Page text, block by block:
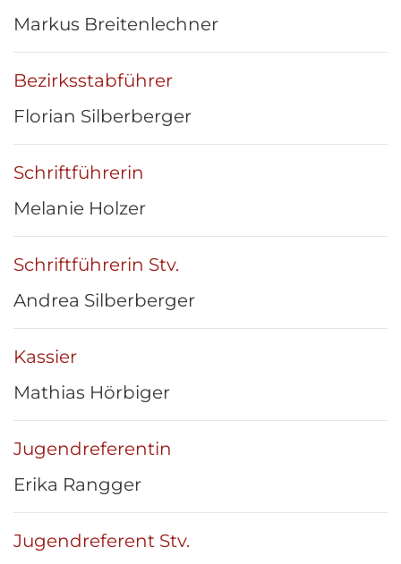
Markus Breitenlechner
Bezirksstabführer
Florian Silberberger
Schriftführerin
Melanie Holzer
Schriftführerin Stv.
Andrea Silberberger
Kassier
Mathias Hörbiger
Jugendreferentin
Erika Rangger
Jugendreferent Stv.